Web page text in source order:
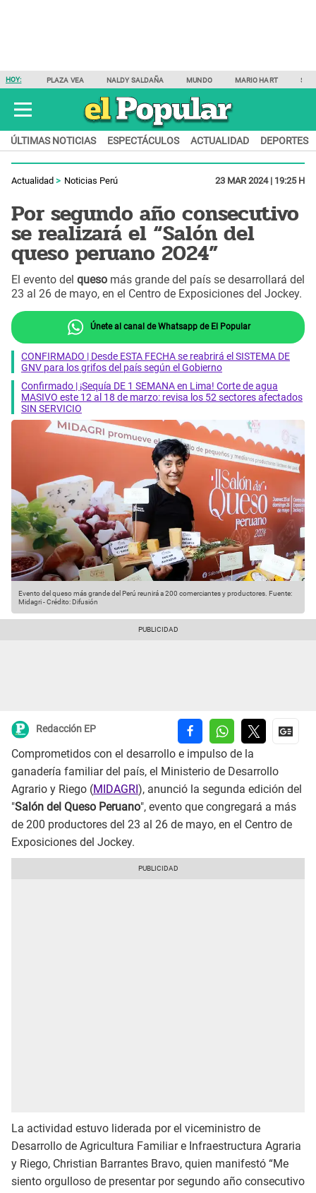
HOY: PLAZA VEA NALDY SALDAÑA MUNDO MARIO HART
ÚLTIMAS NOTICIAS ESPECTÁCULOS ACTUALIDAD DEPORTES
Actualidad Noticias Perú 23 MAR 2024 | 19:25 H
Por segundo año consecutivo
se realizará el “Salón del
queso peruano 2024”
El evento del queso más grande del país se desarrollará del
23 al 26 de mayo, en el Centro de Exposiciones del Jockey.
Únete al canal de Whatsapp de El Popular
CONFIRMADO | Desde ESTA FECHA se reabrirá el SISTEMA DE
GNV para los grifos del país según el Gobierno
Confirmado | ¡Sequía DE 1 SEMANA en Lima! Corte de agua
MASIVO este 12 al 18 de marzo: revisa los 52 sectores afectados
SIN SERVICIO
Evento del queso más grande del Perú reunirá a 200 comerciantes y productores. Fuente:
Midagri-Crédito: Difusión
Redacción EP
Comprometidos con el desarrollo e impulso de la
ganadería familiar del país, el Ministerio de Desarrollo
Agrario y Riego (MIDAGRI ), anunció la segunda edición del
"Salón del Queso Peruano", evento que congregará a más
de 200 productores del 23 al 26 de mayo, en el Centro de
Exposiciones del Jockey.
La actividad estuvo liderada por el viceministro de
Desarrollo de Agricultura Familiar e Infraestructura Agraria
y Riego, Christian Barrantes Bravo, quien manifestó “Me
siento orgulloso de presentar por segundo año consecutivo